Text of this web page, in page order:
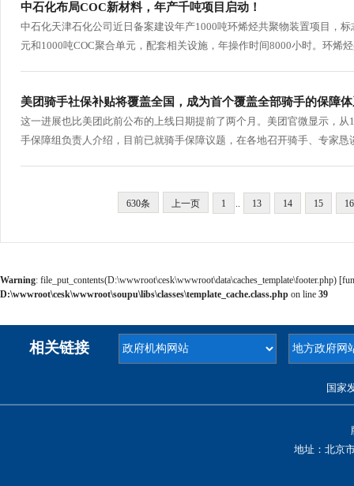
中石化布局COC新材料，年产千吨项目启动！
中石化天津石化公司近日备案建设年产1000吨环烯烃共聚物装置项目，
元和1000吨COC聚合单元，配套相关设施，年操作时间8000小时。环烯
美团骑手社保补贴将覆盖全国，成为首个覆盖全部骑手的保障
这一进展也比美团此前公布的上线日期提前了两个月。美团官微显示，
手保障组负责人介绍，目前已就骑手保障议题，在各地召开骑手、专家
630条 上一页 1 .. 13 14 15 16
Warning: file_put_contents(D:\wwwroot\cesk\wwwroot\data\caches_template\footer.php) [
D:\wwwroot\cesk\wwwroot\soupu\libs\classes\template_cache.class.php on line 39
相关链接
国家
地址：北京